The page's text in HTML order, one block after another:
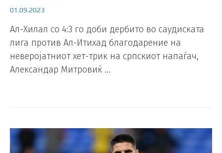
01.09.2023
Ал-Хилал со 4:3 го доби дербито во саудиската
лига против Ал-Итихад благодарение на
неверојатниот хет-трик на српскиот напаѓач,
Александар Митровиќ …